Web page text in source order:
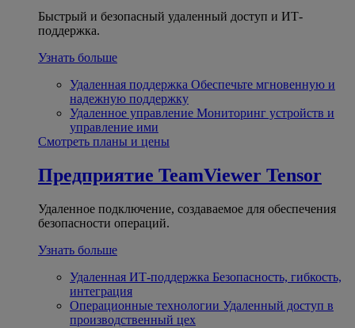
Быстрый и безопасный удаленный доступ и ИТ-
поддержка.
Узнать больше
Удаленная поддержка Обеспечьте мгновенную и
надежную поддержку
Удаленное управление Мониторинг устройств и
управление ими
Смотреть планы и цены
Предприятие TeamViewer Tensor
Удаленное подключение, создаваемое для обеспечения
безопасности операций.
Узнать больше
Удаленная ИТ-поддержка Безопасность, гибкость,
интеграция
Операционные технологии Удаленный доступ в
производственный цех